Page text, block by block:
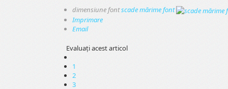
dimensiune fontscade mărime font
Imprimare
Email
Evaluaţi acest articol
1
2
3